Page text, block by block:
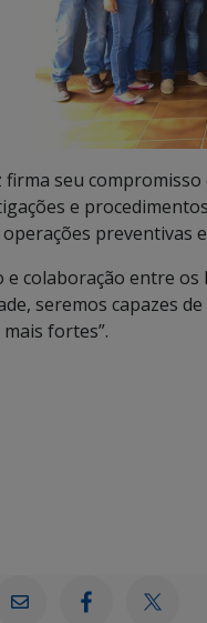
firma seu
e
preventivas
e colaboração entre
seremos capazes
fortes”.